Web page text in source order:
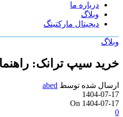
درباره ما
وبلاگ
دیجیتال مارکتینگ
وبلاگ
خرید سیپ ترانک:
ارسال شده توسط abed
1404-07-17
On 1404-07-17
0